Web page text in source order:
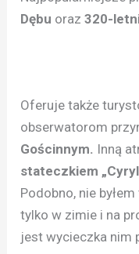
Dębu oraz320-
Oferuje także
obserwatorom
Gościnnym. Inną
stateczkiem
Podobno, nie
tylko w zimie i na
jest wycieczka nim